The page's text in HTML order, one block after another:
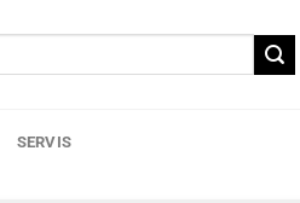
SERVIS